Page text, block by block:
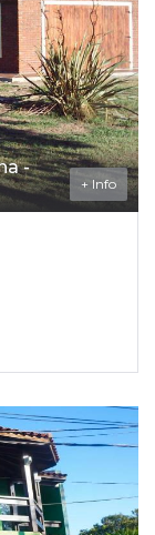
-
+ Info